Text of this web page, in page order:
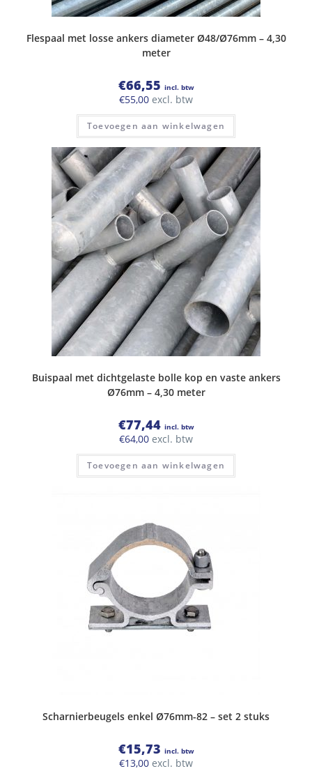
Flespaal met losse ankers diameter Ø48/Ø76mm – 4,30
meter
€66,55 incl. btw
€55,00 excl. btw
Toevoegen aan winkelwagen
Buispaal met dichtgelaste bolle kop en vaste ankers
Ø76mm – 4,30 meter
€77,44 incl. btw
€64,00 excl. btw
Toevoegen aan winkelwagen
Scharnierbeugels enkel Ø76mm-82 – set 2 stuks
€15,73 incl. btw
€13,00 excl. btw